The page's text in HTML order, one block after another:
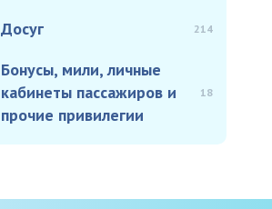
Досуг 214
Бонусы, мили, личные
кабинеты пассажиров и
прочие привилегии
18